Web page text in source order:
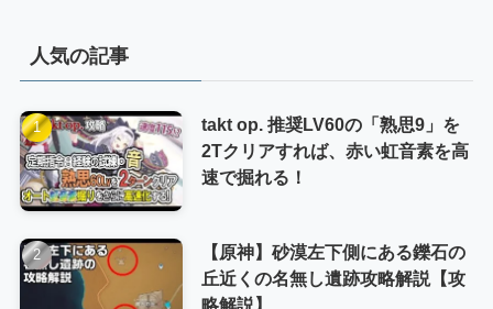
ー
人気の記事
takt op. 推奨LV60の「熟思9」を
2Tクリアすれば、赤い虹音素を高
速で掘れる！
【原神】砂漠左下側にある鑠石の
丘近くの名無し遺跡攻略解説【攻
略解説】